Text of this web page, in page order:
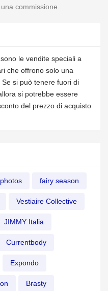
commissione.
le vendite speciali a
che offrono solo una
si può tenere fuori di
si potrebbe essere
del prezzo di acquisto
fairy season
Vestiaire Collective
JIMMY Italia
Currentbody
Expondo
Brasty